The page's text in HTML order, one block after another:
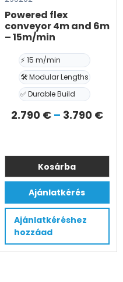
Powered flex
conveyor 4m and 6m
– 15m/min
⚡ 15 m/min
🛠️ Modular Lengths
✅ Durable Build
2.790 € – 3.790 €
Kosárba
Ennek
terméknek
több
variációja
van.
Ajánlatkérés
Ajánlatkéréshez
hozzáad